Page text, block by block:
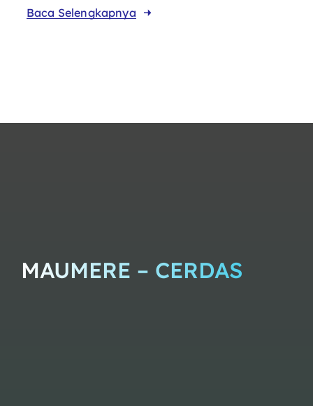
Baca Selengkapnya
MAUMERE – CERDAS